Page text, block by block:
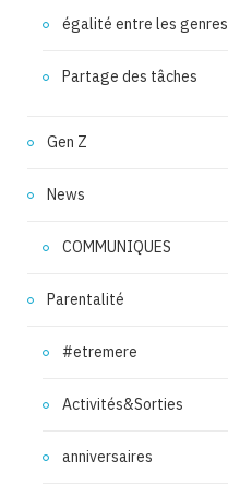
égalité entre les genres
Partage des tâches
Gen Z
News
COMMUNIQUES
Parentalité
#etremere
Activités&Sorties
anniversaires